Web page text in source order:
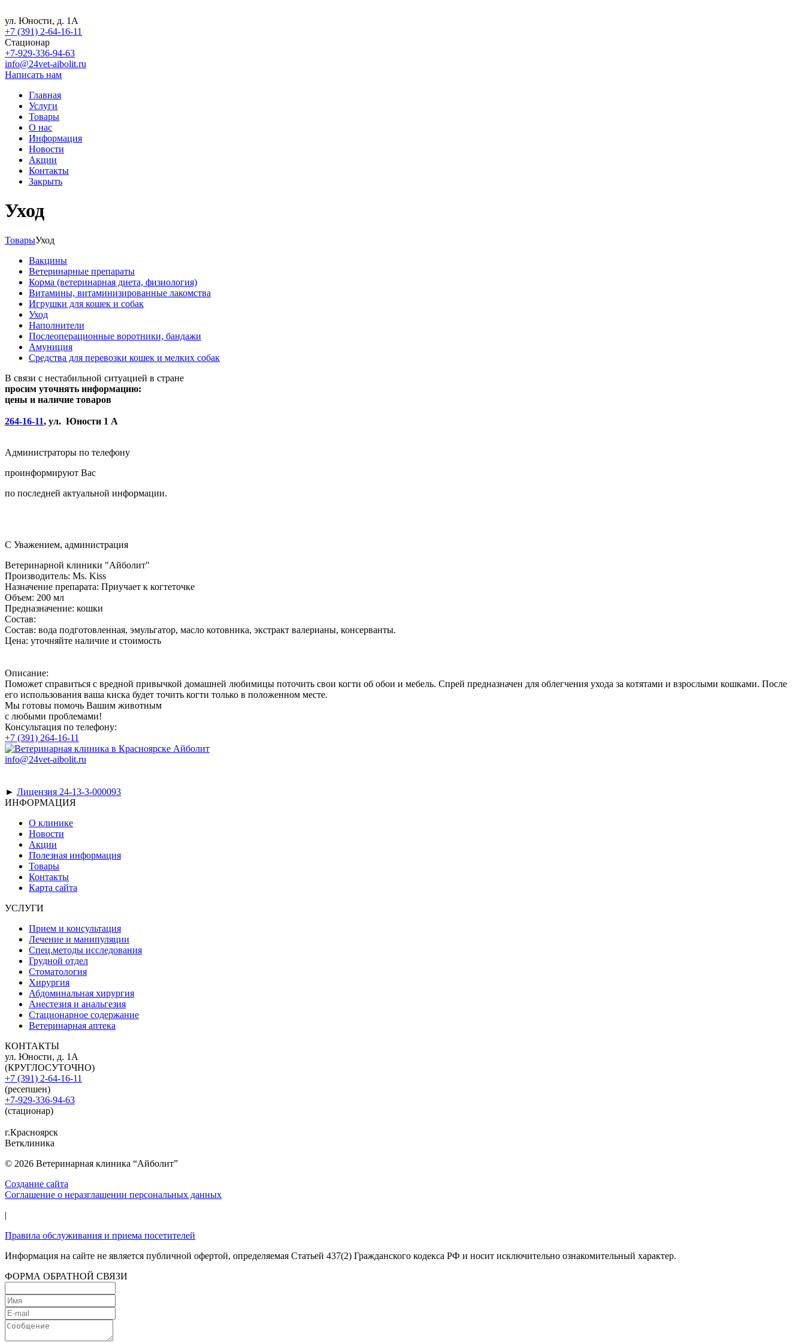
ул. Юности, д. 1А
+7 (391) 2-64-16-11
Стационар
+7-929-336-94-63
info@24vet-aibolit.ru
Написать нам
Главная
Услуги
Товары
О нас
Информация
Новости
Акции
Контакты
Закрыть
Уход
ТоварыУход
Вакцины
Ветеринарные препараты
Корма (ветеринарная диета, физиология)
Витамины, витаминизированные лакомства
Игрушки для кошек и собак
Уход
Наполнители
Послеоперационные воротники, бандажи
Амуниция
Средства для перевозки кошек и мелких собак
В связи с нестабильной ситуацией в стране
просим уточнять информацию:
цены и наличие товаров
264-16-11, ул. Юности 1 А
Администраторы по телефону
проинформируют Вас
по последней актуальной информации.
С Уважением, администрация
Ветеринарной клиники "Айболит"
Производитель: Ms. Kiss
Назначение препарата: Приучает к когтеточке
Объем: 200 мл
Предназначение: кошки
Состав:
Состав: вода подготовленная, эмульгатор, масло котовника, экстракт валерианы, консерванты.
Цена: уточняйте наличие и стоимость
Описание:
Поможет справиться с вредной привычкой домашней любимицы поточить свои когти об обои и мебель. Спрей предназначен для облегчения ухода за котятами и взрослыми кошками. После
его использования ваша киска будет точить когти только в положенном месте.
Мы готовы помочь Вашим животным
с любыми проблемами!
Консультация по телефону:
+7 (391) 264-16-11
info@24vet-aibolit.ru
► Лицензия 24-13-3-000093
ИНФОРМАЦИЯ
О клинике
Новости
Акции
Полезная информация
Товары
Контакты
Карта сайта
УСЛУГИ
Прием и консультация
Лечение и манипуляции
Спец.методы исследования
Грудной отдел
Стоматология
Хирургия
Абдоминальная хирургия
Анестезия и анальгезия
Стационарное содержание
Ветеринарная аптека
КОНТАКТЫ
ул. Юности, д. 1А
(КРУГЛОСУТОЧНО)
+7 (391) 2-64-16-11
(ресепшен)
+7-929-336-94-63
(стационар)
г.Красноярск
Ветклиника
© 2026 Ветеринарная клиника “Айболит”
Создание сайта
Соглашение о неразглашении персональных данных
|
Правила обслуживания и приема посетителей
Информация на сайте не является публичной офертой, определяемая Статьей 437(2) Гражданского кодекса РФ и носит исключительно ознакомительный характер.
ФОРМА ОБРАТНОЙ СВЯЗИ